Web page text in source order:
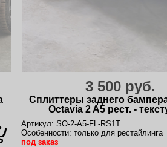
3 500 руб.
Сплиттеры заднего
Octavia 2 A5 рест. -
Артикул: SO-2-A5-FL-RS1T
Особенности: только для рестайлинга
под заказ